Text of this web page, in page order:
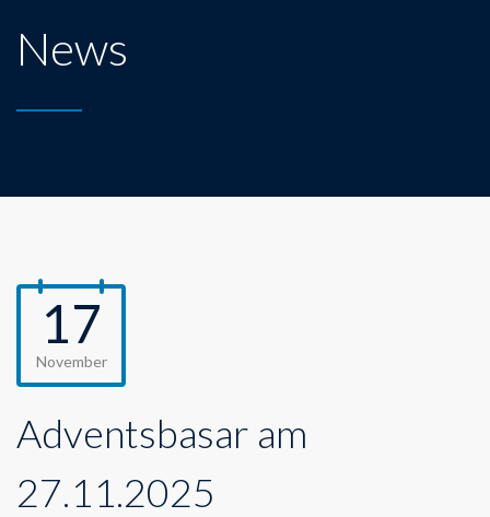
News
17
November
Adventsbasar am
27.11.2025